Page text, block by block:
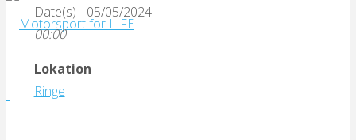
Motorsport
for
Date(s) - 05/05/2024
00:00
Lokation
Ringe